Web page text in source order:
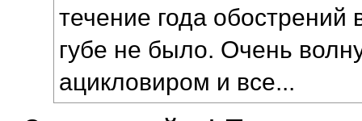
течение года
губе не было. Очень
ацикловиром и все...